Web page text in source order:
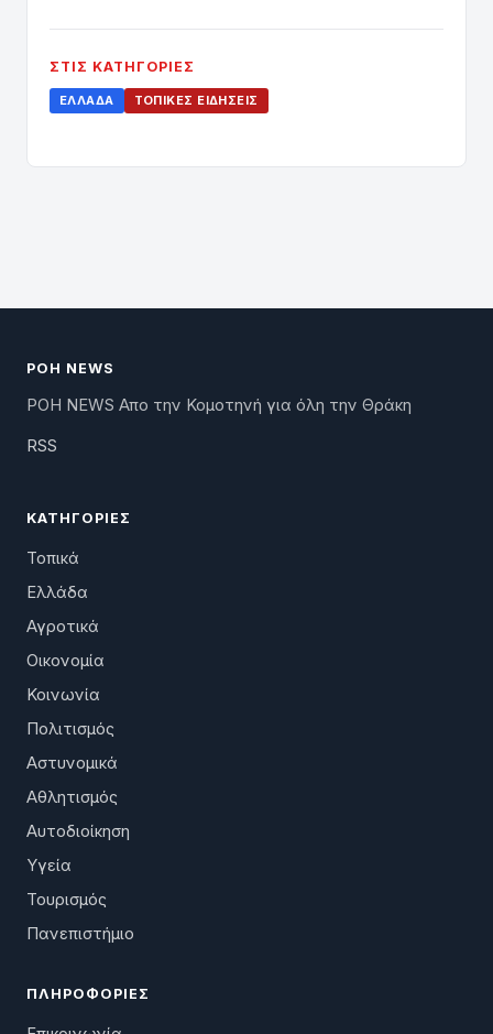
ΣΤΙΣ ΚΑΤΗΓΟΡΊΕΣ
ΕΛΛΆΔΑ ΤΟΠΙΚΈΣ ΕΙΔΉΣΕΙΣ
ΡΟΗ NEWS
ΡΟΗ NEWS Απο την Κομοτηνή για όλη την Θράκη
RSS
ΚΑΤΗΓΟΡΊΕΣ
Τοπικά
Ελλάδα
Αγροτικά
Οικονομία
Κοινωνία
Πολιτισμός
Αστυνομικά
Αθλητισμός
Αυτοδιοίκηση
Υγεία
Τουρισμός
Πανεπιστήμιο
ΠΛΗΡΟΦΟΡΊΕΣ